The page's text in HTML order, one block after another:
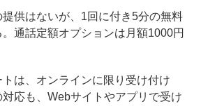
供はないが、1回に付き5分の無料
通話定額オプションは月額1000円
は、オンラインに限り受け付け
応も、Webサイトやアプリで受け